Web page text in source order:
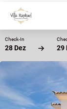
Check-In
28 Dez 29